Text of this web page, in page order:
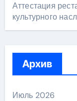
Аттестация
культурного
Архив
Июль 2026